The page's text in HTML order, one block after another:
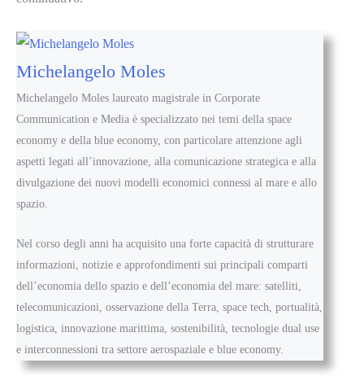
Michelangelo Moles
Michelangelo Moles laureato magistrale in Corporate
Communication e Media è specializzato nei temi della space
economy e della blue economy, con particolare attenzione agli
aspetti legati all’innovazione, alla comunicazione strategica e alla
divulgazione dei nuovi modelli economici connessi al mare e allo
spazio.
Nel corso degli anni ha acquisito una forte capacità di strutturare
informazioni, notizie e approfondimenti sui principali comparti
dell’economia dello spazio e dell’economia del mare: satelliti,
telecomunicazioni, osservazione della Terra, space tech, portualità,
logistica, innovazione marittima, sostenibilità, tecnologie dual use
e interconnessioni tra settore aerospaziale e blue economy.